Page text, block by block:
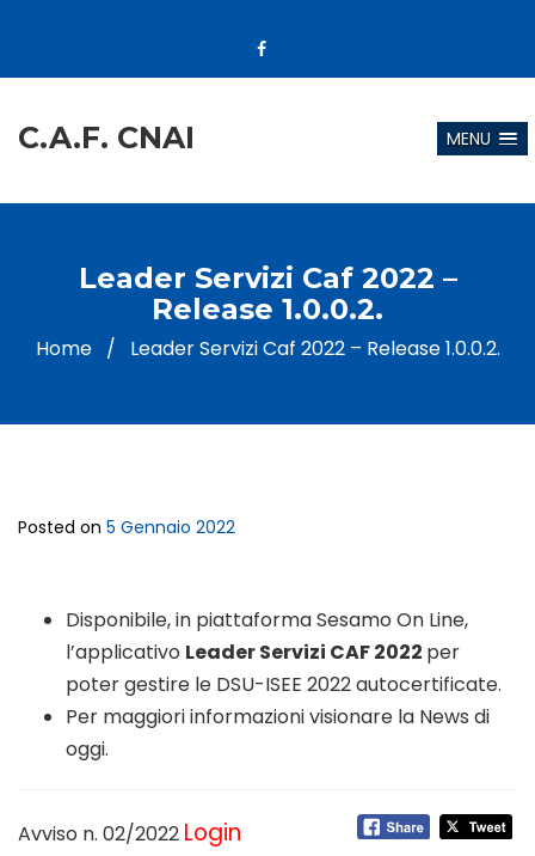
C.A.F. CNAI MENU
Leader Servizi Caf 2022 –
Release 1.0.0.2.
Home/ Leader Servizi Caf 2022 – Release 1.0.0.2.
Posted on 5 Gennaio 2022
Disponibile, in piattaforma Sesamo On Line,
l’applicativo Leader Servizi CAF 2022 per
poter gestire le DSU-ISEE 2022 autocertificate.
Per maggiori informazioni visionare la News di
oggi.
Avviso n. 02/2022 Login